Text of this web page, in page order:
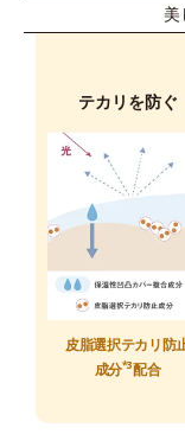
美
テカリを防ぐ
皮脂選択テカリ防
成分*3配合